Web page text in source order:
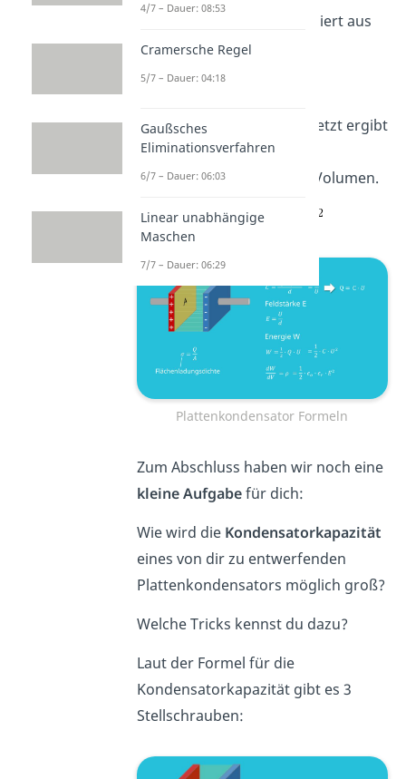
ist definiert aus
Energie pro Volumen.
Die Energie
nun eingesetzt ergibt
dieEnergiedichtedes
Plattenkondensators pro Volumen.
Plattenkondensator Formeln
Zum Abschluss haben wir noch eine
kleine Aufgabefür dich:
Wie wird die Kondensatorkapazität
eines von dir zu entwerfenden
Plattenkondensators möglich groß?
Welche Tricks kennst du dazu?
Laut der Formel für die
Kondensatorkapazität gibt es 3
Stellschrauben:
4/7 – Dauer: 08:53
Cramersche Regel
5/7 – Dauer: 04:18
Gaußsches
Eliminationsverfahren
6/7 – Dauer: 06:03
Linear unabhängige
Maschen
7/7 – Dauer: 06:29